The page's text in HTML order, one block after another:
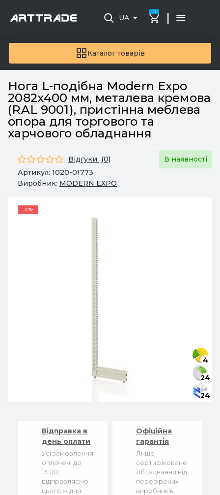
Каталог товарів
UA
0 |
Нога L-подібна Modern Expo
2082x400 мм, металева кремова
(RAL 9001), пристінна меблева
опора для торгового та
харчового обладнання
Відгуки: (0)
В наявності
Артикул: 1020-01773
Виробник: MODERN EXPO
-10%
4
24
24
Відправка в
день оплати
Усі замовлення,
оплачені до
13:00,
відправляємо
цього ж дня.
Офіційна
гарантія
Лише
сертифіковане
обладнання від
перевірених
виробників.